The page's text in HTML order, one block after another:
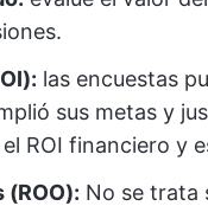
las encuestas
sus metas y
ROI financiero y
No se trata